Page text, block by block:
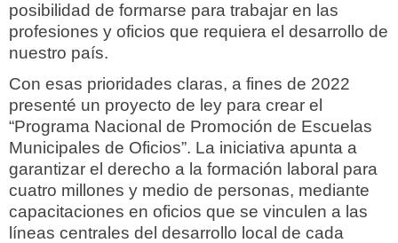
posibilidad de formarse para trabajar en las
profesiones y oficios que requiera el desarrollo de
nuestro país.
Con esas prioridades claras, a fines de 2022
presenté un proyecto de ley para crear el
“Programa Nacional de Promoción de Escuelas
Municipales de Oficios”. La iniciativa apunta a
garantizar el derecho a la formación laboral para
cuatro millones y medio de personas, mediante
capacitaciones en oficios que se vinculen a las
líneas centrales del desarrollo local de cada